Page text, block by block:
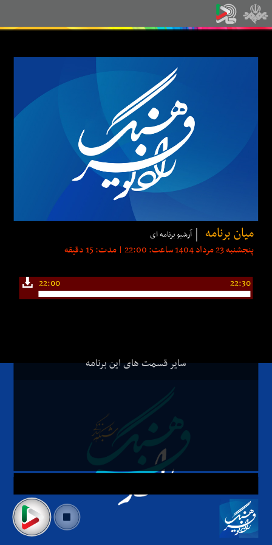
میان برنامه آرشیو برنامه ای
پنجشنبه 23 مرداد 1404 ساعت: 22:00 | مدت: 15 دقیقه
22:00 22:30
سایر قسمت های این برنامه